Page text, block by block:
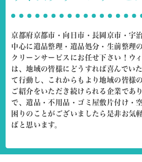
京都府京都市・向日市・長岡京市・宇
中心に遺品整理・遺品処分・生前整理
クリーンサービスにお任せ下さい！ ウ
は、地域の皆様にどうすれば喜んでい
て行動し、これからもより地域の皆様
ご紹介をいただき続けられる企業であ
で、遺品・不用品・ゴミ屋敷片付け・
困りのことがございましたら是非お気
ばと思います。